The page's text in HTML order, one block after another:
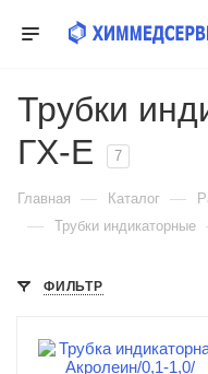
Трубки
ГХ-Е
7
Главная — Каталог —
— Трубки индикаторные
ФИЛЬТР